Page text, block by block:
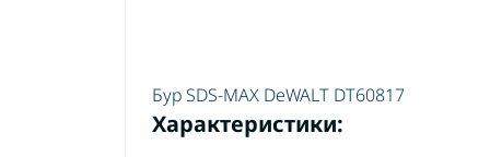
Бур SDS-MAX DeWALT DT60817
Характеристики: